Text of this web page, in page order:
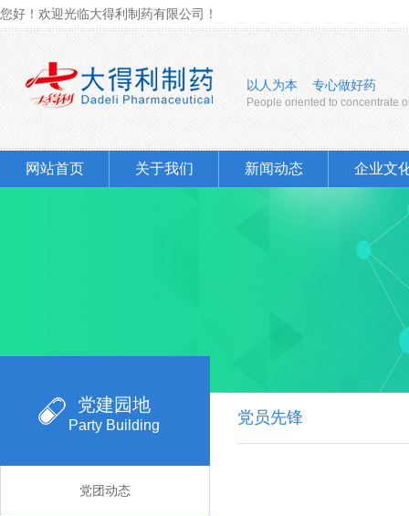
您好！欢迎光临大得利制药有限公司！
以人为本 专心做好药
People oriented to concentrate
网站首页 关于我们 新闻动态 企业文
党建园地
Party Building
党团动态
党员先锋